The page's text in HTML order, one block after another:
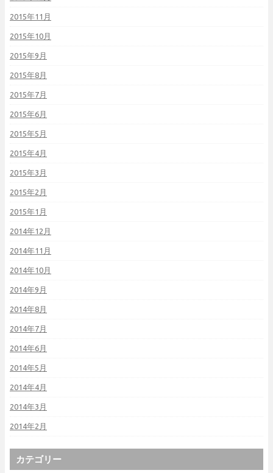
2015年11月
2015年10月
2015年9月
2015年8月
2015年7月
2015年6月
2015年5月
2015年4月
2015年3月
2015年2月
2015年1月
2014年12月
2014年11月
2014年10月
2014年9月
2014年8月
2014年7月
2014年6月
2014年5月
2014年4月
2014年3月
2014年2月
カテゴリー